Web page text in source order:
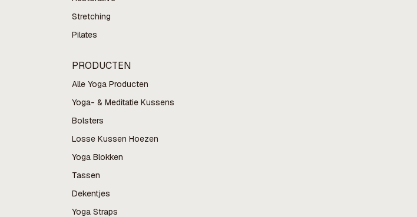
Stretching
Pilates
PRODUCTEN
Alle Yoga Producten
Yoga- & Meditatie Kussens
Bolsters
Losse Kussen Hoezen
Yoga Blokken
Tassen
Dekentjes
Yoga Straps